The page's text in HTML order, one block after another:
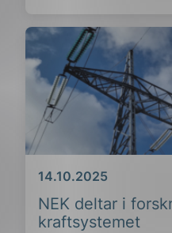
NEK deltar i
kraftsystemet
Dato
14.10.2025